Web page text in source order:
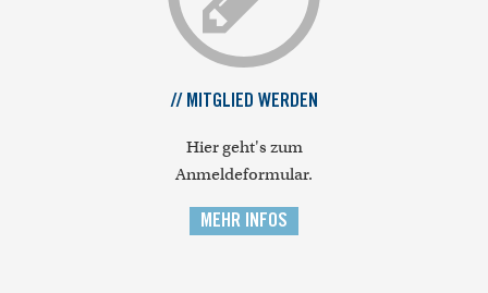
// MITGLIED WERDEN
Hier geht's zum
Anmeldeformular.
MEHR INFOS